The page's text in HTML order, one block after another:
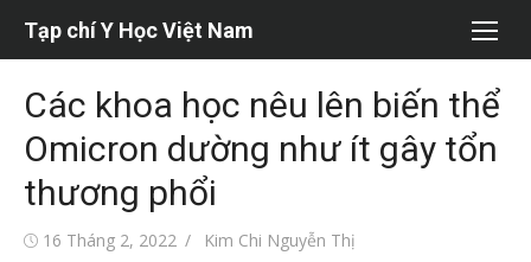
dung
Tạp chí Y Học Việt Nam
Các khoa học nêu lên biến thể
Omicron dường như ít gây tổn
thương phổi
Đăng16 Tháng 2, 2022
Tác
Kim Chi Nguyễn Thị